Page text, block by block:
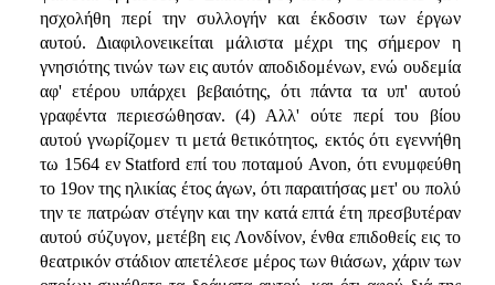
ησχολήθη περί την συλλογήν και έκδοσιν των έργων
αυτού. Διαφιλονεικείται μάλιστα μέχρι της σήμερον η
γνησιότης τινών των εις αυτόν αποδιδομένων, ενώ ουδεμία
αφ' ετέρου υπάρχει βεβαιότης, ότι πάντα τα υπ' αυτού
γραφέντα περιεσώθησαν. (4) Αλλ' ούτε περί του βίου
αυτού γνωρίζομεν τι μετά θετικότητος, εκτός ότι εγεννήθη
τω 1564 εν Statford επί του ποταμού Avon, ότι ενυμφεύθη
το 19ον της ηλικίας έτος άγων, ότι παραιτήσας μετ' ου πολύ
την τε πατρώαν στέγην και την κατά επτά έτη πρεσβυτέραν
αυτού σύζυγον, μετέβη εις Λονδίνον, ένθα επιδοθείς εις το
θεατρικόν στάδιον απετέλεσε μέρος των θιάσων, χάριν των